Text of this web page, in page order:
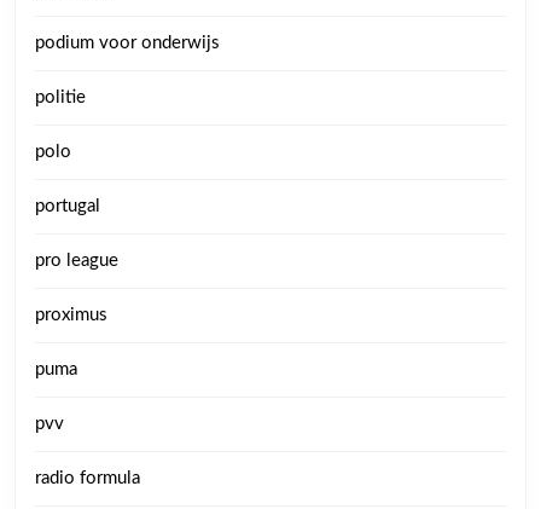
podium voor onderwijs
politie
polo
portugal
pro league
proximus
puma
pvv
radio formula